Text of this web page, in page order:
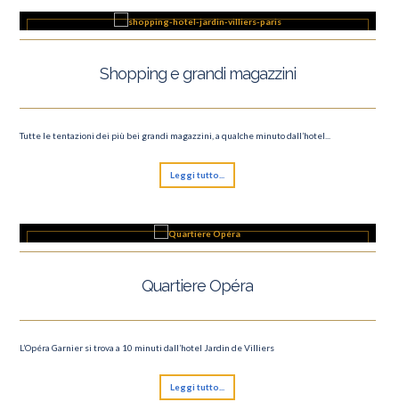
Shopping e grandi magazzini
Tutte le tentazioni dei più bei grandi magazzini, a qualche minuto dall’hotel...
Leggi tutto...
Quartiere Opéra
L’Opéra Garnier si trova a 10 minuti dall’hotel Jardin de Villiers
Leggi tutto...